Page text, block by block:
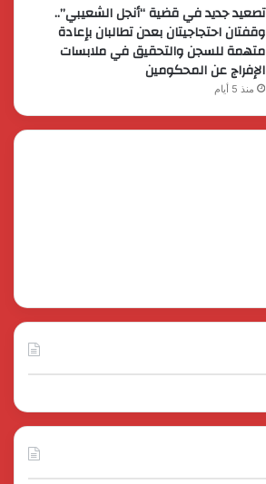
تصعيد جديد في قضية “أنجل الشعيبي”..
وقفتان احتجاجيتان بعدن تطالبان بإعادة
متهمة للسجن والتحقيق في ملابسات
الإفراج عن المحكومين
منذ 5 أيام